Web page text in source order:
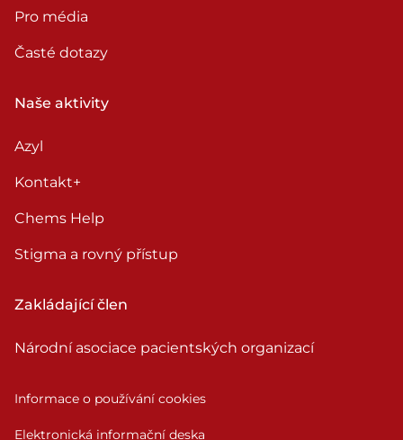
Pro média
Časté dotazy
Naše aktivity
Azyl
Kontakt+
Chems Help
Stigma a rovný přístup
Zakládající člen
Národní asociace pacientských organizací
Informace o používání cookies
Elektronická informační deska